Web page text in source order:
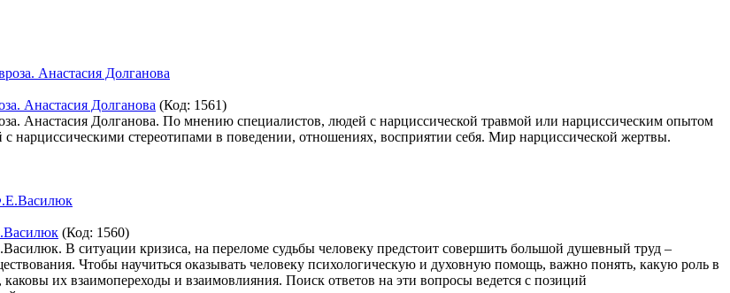
Анастасия Долганова (Код: 1561)
Анастасия Долганова. По мнению специалистов, людей с нарциссической травмой или нарциссическим опытом
стереотипами в поведении, отношениях, восприятии себя. Мир нарциссической жертвы.
(Код: 1560)
В ситуации кризиса, на переломе судьбы человеку предстоит совершить большой душевный труд –
Чтобы научиться оказывать человеку психологическую и духовную помощь, важно понять, какую роль в
их взаимопереходы и взаимовлияния. Поиск ответов на эти вопросы ведется с позиций